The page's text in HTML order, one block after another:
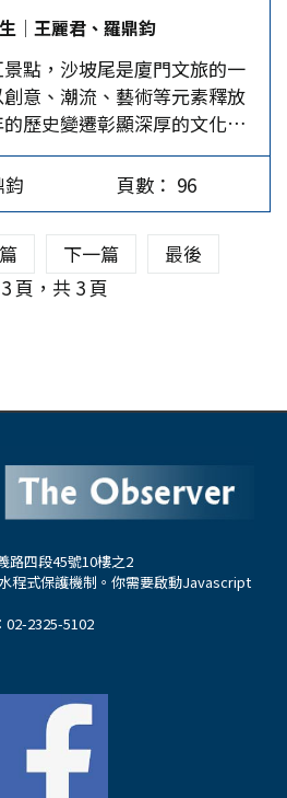
，有些則存放於冷藏櫃中，
一。一般來說，冷藏雞蛋的
因此價格也會較貴。常溫雞
架上，未經冷藏處理，一般
，回家後，可以放進冰箱備
：超市冰箱內，全程低溫運
月以上，但一旦離開冷藏環
就會產生水珠，滋生細菌，
部，影響品質與安全，因此
。 三、飼料與營養添加的
在飼料成分上，有所不同，
般飼料飼養，無額外營養添
食富含Omega-3的飼料，
特定的知名牧場的放牧雞
產方式的保障，價格自然較
史田調計畫」座談會。「客
原鄉移民來溪口拓墾的福佬
。該座談會的地點在溪口客
研究工作者的身分出席，與
戰爭溪口民眾與日軍的戰
的故鄉，和父親的故鄉嘉義
年前，回鄉沿著北港溪的上
）探索風土人情時，由於溪
者就在溪旁的農田裡發現一
者，而這位長者就住在位於
親故居的後面，也姓邱，是
的鄉鄰。筆者這次趁受邀座
邱氏鄉賢已過世，讓人感嘆
支。邱氏四兄弟利用北港溪
了清雍正6年（1728）引三
口大陂」，讓位居北港溪南
防禦型的村落；後因位在雲
道光年間（1821-1850）形
公尺的市街。乙未溪口戰役
│王麗君、羅鼎鈞
點，沙坡尾是廈門文旅的一
意、潮流、藝術等元素釋放
歷史變遷彰顯深厚的文化底
的廈門港是一處月牙形的海
金，被叫作「玉沙坡」。玉
，集軍港、商港、漁港、官
沙坡頭與沙坡尾，其分界線
之間奔流而下的南溪。 清
鄭成功改廈門為思明州，在
亭、演武場、演武池、水操
練水陸諸軍。鄭成功力主
閩南民眾大多從廈門港玉沙
開墾、發展。 聚居玉沙坡
為家，信仰媽祖。坐落於廈
1662），主祀天上聖母
風伯，故朝宗宮又俗稱龍王
恭請三尊媽祖聖像登船護
三尊媽祖統稱為「國姓
家親，兩廟脈相連」的情
）冬，閩浙總督李侍堯奏
及海口俱有天妃廟，而廈門
頁數： 96
下一篇
最後
頁，共 3 頁
路四段45號10樓之2
程式保護機制。你需要啟動Javascript
02-2325-5102